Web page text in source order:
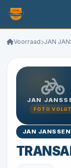
Voorraad JAN
JAN
FOTO VOLGT
JAN JANSSEN